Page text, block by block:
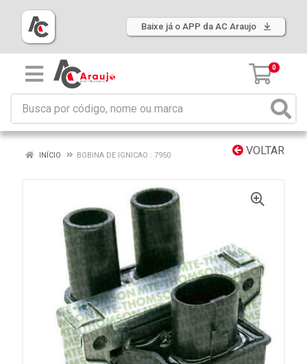
Baixe já o APP da AC Araujo
0
VOLTAR
INÍCIO BOBINA DE IGNICAO : 7950